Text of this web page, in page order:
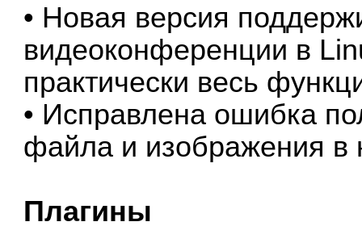
• Новая версия
видеоконференции в
практически весь
• Исправлена ошибка
файла и изображения в
Плагины